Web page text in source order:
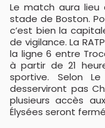
Le match aura lieu de l’autre côté de l’Atlantique, au
stade de Boston.
c’est bien la
de vigilance. La
la ligne 6 entre
à partir de 21
sportive. Selon
desserviront pas
plusieurs accès
Élysées seront